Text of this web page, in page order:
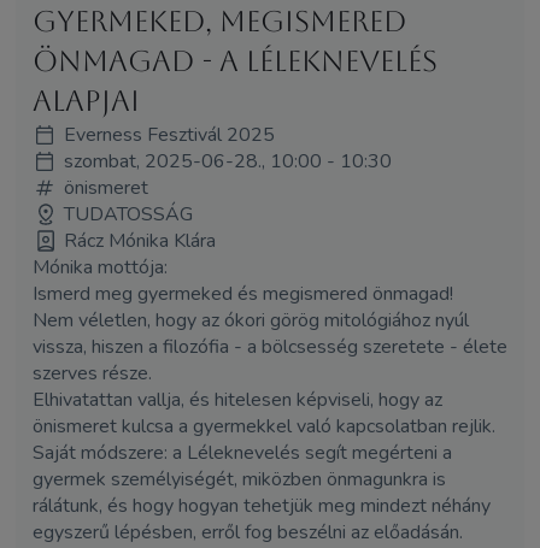
gyermeked, megismered
önmagad - a Léleknevelés
alapjai
Everness Fesztivál 2025
szombat, 2025-06-28., 10:00 - 10:30
önismeret
TUDATOSSÁG
Rácz Mónika Klára
Mónika mottója:
Ismerd meg gyermeked és megismered önmagad!
Nem véletlen, hogy az ókori görög mitológiához nyúl
vissza, hiszen a filozófia - a bölcsesség szeretete - élete
szerves része.
Elhivatattan vallja, és hitelesen képviseli, hogy az
önismeret kulcsa a gyermekkel való kapcsolatban rejlik.
Saját módszere: a Léleknevelés segít megérteni a
gyermek személyiségét, miközben önmagunkra is
rálátunk, és hogy hogyan tehetjük meg mindezt néhány
egyszerű lépésben, erről fog beszélni az előadásán.